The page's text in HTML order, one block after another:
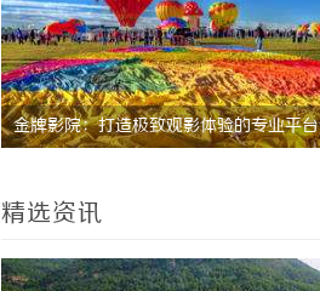
金牌影院：打造极致观影体验的专业平台
精选资讯